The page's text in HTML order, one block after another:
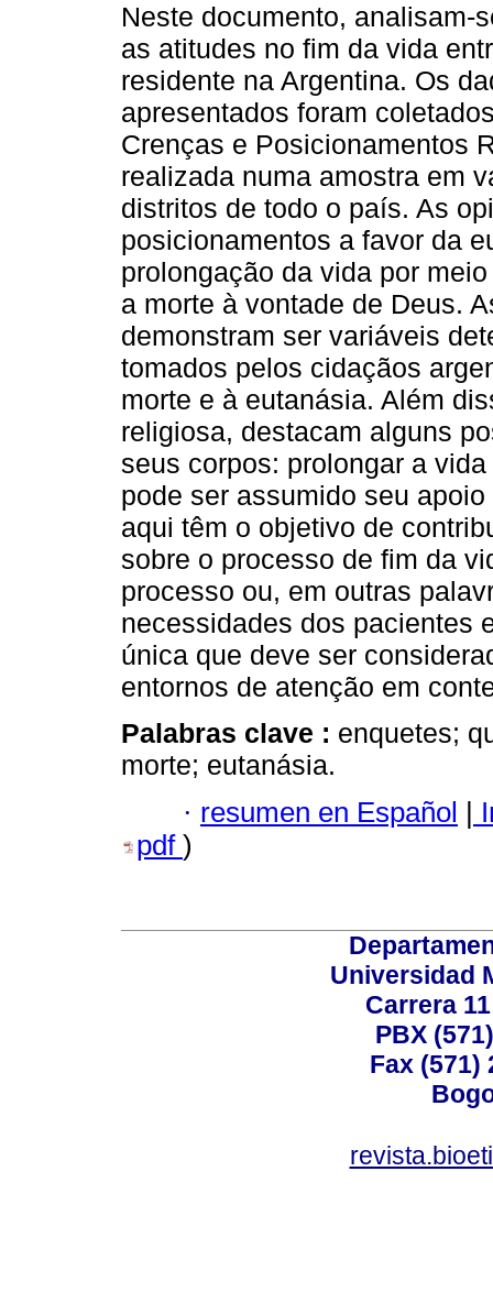
Neste documento, analisam-
as atitudes no fim da vida
residente na Argentina. Os
apresentados foram
Crenças e Posicionamentos
realizada numa amostra em
distritos de todo o país. As
posicionamentos a favor da
prolongação da vida por
a morte à vontade de Deus.
demonstram ser variáveis
tomados pelos cidaçãos
morte e à eutanásia. Além
religiosa, destacam alguns
seus corpos: prolongar a
pode ser assumido seu
aqui têm o objetivo de
sobre o processo de fim da
processo ou, em outras
necessidades dos pacientes
única que deve ser
entornos de atenção em
Palabras clave : enquetes;
morte; eutanásia.
· resumen en Español |
pdf )
Universidad
Carrera
PBX
Fax (571)